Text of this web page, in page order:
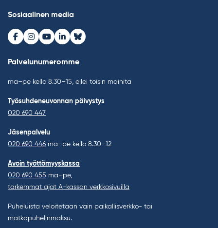
Sosiaalinen media
Facebook
Instagram
Youtube
LinkedInBluesky
Palvelunumeromme
ma–pe kello 8.30–15, ellei toisin mainita
Työsuhdeneuvonnan päivystys
020 690 447
Jäsenpalvelu
020 690 446 ma–pe kello 8.30–12
Avoin työttömyyskassa
020 690 455 ma–pe,
tarkemmat ajat A-kassan verkkosivuilla
Puheluista veloitetaan vain paikallisverkko- tai
matkapuhelinmaksu.